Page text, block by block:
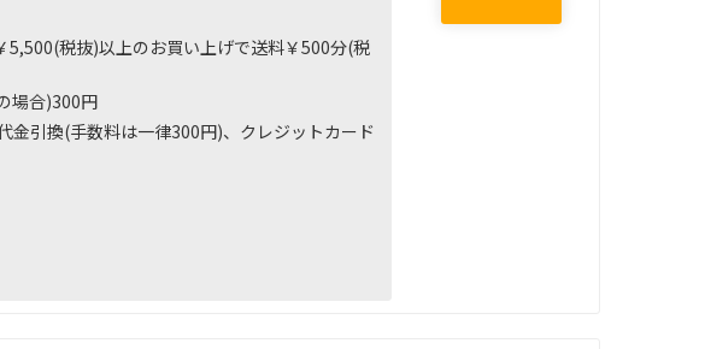
税抜)以上のお買い上げで送料￥500分(税
場合)300円
引換(手数料は一律300円)、クレジットカード